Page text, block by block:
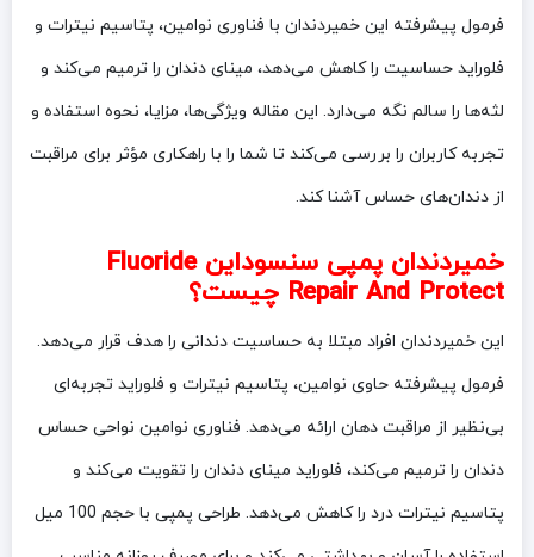
فرمول پیشرفته این خمیردندان با فناوری نوامین، پتاسیم نیترات و
فلوراید حساسیت را کاهش می‌دهد، مینای دندان را ترمیم می‌کند و
لثه‌ها را سالم نگه می‌دارد. این مقاله ویژگی‌ها، مزایا، نحوه استفاده و
تجربه کاربران را بررسی می‌کند تا شما را با راهکاری مؤثر برای مراقبت
از دندان‌های حساس آشنا کند.
خمیردندان پمپی سنسوداین Fluoride
Repair And Protect چیست؟
این خمیردندان افراد مبتلا به حساسیت دندانی را هدف قرار می‌دهد.
فرمول پیشرفته حاوی نوامین، پتاسیم نیترات و فلوراید تجربه‌ای
بی‌نظیر از مراقبت دهان ارائه می‌دهد. فناوری نوامین نواحی حساس
دندان را ترمیم می‌کند، فلوراید مینای دندان را تقویت می‌کند و
پتاسیم نیترات درد را کاهش می‌دهد. طراحی پمپی با حجم 100 میل